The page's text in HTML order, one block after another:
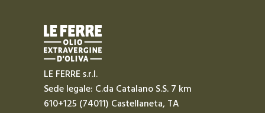
LE FERRE s.r.l.
Sede legale: C.da Catalano S.S. 7 km
610+125 (74011) Castellaneta, TA